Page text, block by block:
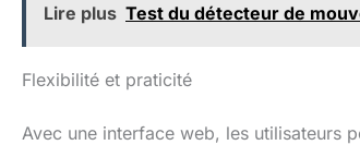
Lire plus Test du détecteur de
Flexibilité et praticité
Avec une interface web, les utilisateurs